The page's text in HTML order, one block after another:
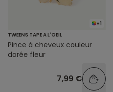
+1
TWEENS TAPE A L'OEIL
Pince à cheveux couleur
dorée fleur
7,99 €